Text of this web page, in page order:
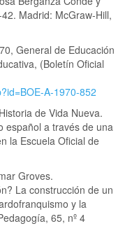
Madrid: McGraw-Hill,
General de Educación
(Boletín Oficial
A-1970-852
de Vida Nueva.
español a través de una
la Escuela Oficial de
Groves.
La construcción de un
y la
65, nº 4